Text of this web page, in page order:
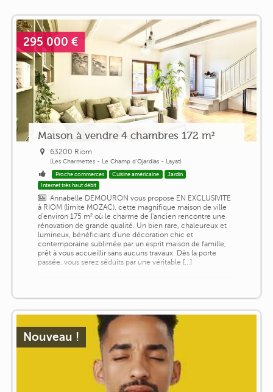
295 000 €
Maison à vendre 4 chambres 172 m²
63200 Riom
(Les Charmettes - Le Champ d'Ojardias - Layat)
Proche commerces Cuisine américaine
Jardin
Internet très haut débit
Annabelle DEMOURON vous propose EN EXCLUSIVITE
à RIOM (limite MOZAC), cette magnifique maison de ville
d'environ 175 m² où le charme de l'ancien rencontre une
rénovation de grande qualité. Un bien rare, chaleureux et
lumineux, bénéficiant d'une décoration chic et
contemporaine sublimée par un esprit maison de famille,
prêt à vous accueillir sans aucuns travaux. Dès la porte
passée, vous serez séduits par une véritable [...]
Nouveau !